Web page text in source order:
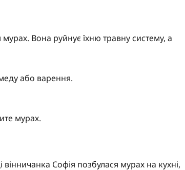
Вона руйнує їхню травну систему, а
або варення.
мурах.
Софія позбулася мурах на кухні,